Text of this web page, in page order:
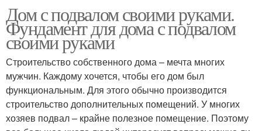
Дом с подвалом своими руками.
Фундамент для дома с подвалом
своими руками
Строительство собственного дома – мечта многих
мужчин. Каждому хочется, чтобы его дом был
функциональным. Для этого обычно производится
строительство дополнительных помещений. У многих
хозяев подвал – крайне полезное помещение. Поэтому